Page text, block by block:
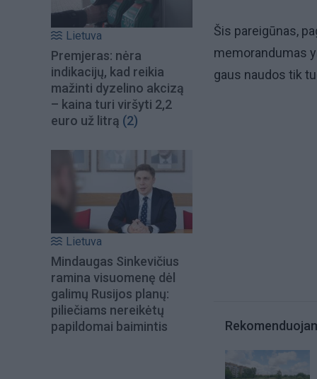
Lietuva
Premjeras: nėra
indikacijų, kad reikia
mažinti dyzelino akcizą
– kaina turi viršyti 2,2
euro už litrą (2)
Lietuva
Mindaugas Sinkevičius
ramina visuomenę dėl
galimų Rusijos planų:
piliečiams nereikėtų
papildomai baimintis
Šis pareigūnas,
memorandumas
gaus naudos tik